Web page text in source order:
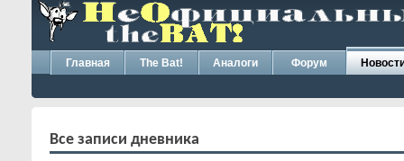
Главная The Bat! Аналоги Форум
Все записи дневника